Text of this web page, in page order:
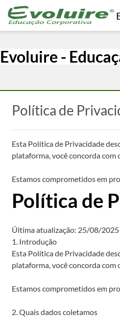
Ir para o conteúdo principal
Evoluire -
Política de
Esta Política de Privacidade
plataforma, você concorda com
Estamos comprometidos em
Política de
Última atualização: 25/08/2025
1. Introdução
Esta Política de Privacidade
plataforma, você concorda com
Estamos comprometidos em
2. Quais dados coletamos